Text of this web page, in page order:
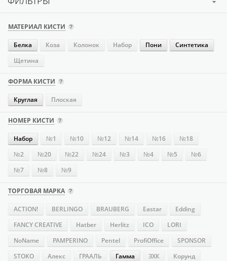
МАТЕРИАЛ КИСТИ
Белка Коза Колонок Набор Пони
Синтетика
Щетина
ФОРМА КИСТИ
Круглая Плоская
НОМЕР КИСТИ
Набор №1 №10 №12 №14 №16
№18
№2
№20 №22 №24 №3 №4 №5
№6
№7
№8 №9
ТОРГОВАЯ МАРКА
ACTION! BERLINGO BRAUBERG Eastar
Edding
FANCY CREATIVE
Hatber Herlitz ICO
LORI
NoName
PAMPERINO Pentel ProfiOffice
SPONSOR
STOKO
Алекс ГРААЛЬ Гамма ЗХК
Корунд